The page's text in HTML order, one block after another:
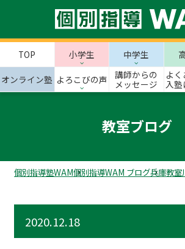
TOP 小学生 中学生
オンライン塾 よろこびの声
講師からの
メッセージ
よ
入
教室ブログ
個別指導塾WAM個別指導WAM ブログ兵庫教室
2020.12.18